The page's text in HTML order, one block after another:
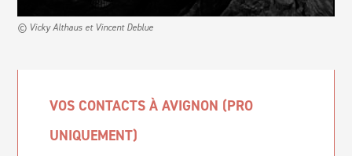
© Vicky Althaus et Vincent Deblue
VOS CONTACTS À AVIGNON (PRO
UNIQUEMENT)